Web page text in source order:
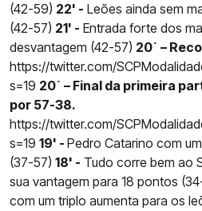
(42-59) 22' - Leões ainda sem
(42-57) 21' - Entrada forte dos
desvantagem (42-57) 20´ –
https://twitter.com/
s=19 20´ – Final da primeira
por 57-38.
https://twitter.com/
s=19 19' - Pedro Catarino com
(37-57) 18' - Tudo corre bem ao
sua vantagem para 18 pontos
com um triplo aumenta para os